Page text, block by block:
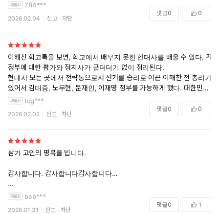
784***
2026.02.04 신고 차단
댓글0 0
이해찬 회고록을 보면, 학교에서 배우지 못한 현대사를 배울 수 있다. 각
정부에 대한 평가와 정치사가 군더더기 없이 정리된다.
현대사 모든 곳에서 전략통으로서 선거를 승리로 이끈 이해찬 전 총리가
있어서 김대중, 노무현, 문재인, 이재명 정부를 가능하게 했다. 대한민국
은 지금의 위상을 갖게 된 것의 10할은 이해찬 전 청리 덕분이었다.
tcg***
2026.02.02 신고 차단
댓글0 0
삼가 고인의 명복을 빕니다.
감사합니다. 감사합니다감사합니다…
어르신 부디 그곳에서는 평안하소서…
beb***
2026.01.31 신고 차단
댓글0 1